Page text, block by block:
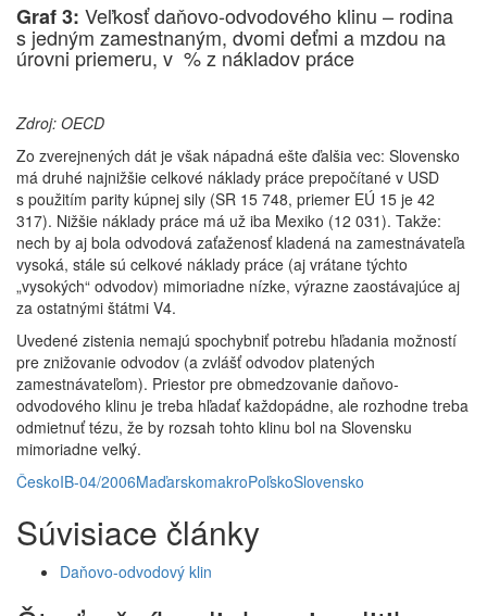
Graf 3: Veľkosť daňovo-odvodového klinu – rodina
s jedným zamestnaným, dvomi deťmi a mzdou na
úrovni priemeru, v % z nákladov práce
Zdroj: OECD
Zo zverejnených dát je však nápadná ešte ďalšia vec: Slovensko
má druhé najnižšie celkové náklady práce prepočítané v USD
s použitím parity kúpnej sily (SR 15 748, priemer EÚ 15 je 42
317). Nižšie náklady práce má už iba Mexiko (12 031). Takže:
nech by aj bola odvodová zaťaženosť kladená na zamestnávateľa
vysoká, stále sú celkové náklady práce (aj vrátane týchto
„vysokých“ odvodov) mimoriadne nízke, výrazne zaostávajúce aj
za ostatnými štátmi V4.
Uvedené zistenia nemajú spochybniť potrebu hľadania možností
pre znižovanie odvodov (a zvlášť odvodov platených
zamestnávateľom). Priestor pre obmedzovanie daňovo-
odvodového klinu je treba hľadať každopádne, ale rozhodne treba
odmietnuť tézu, že by rozsah tohto klinu bol na Slovensku
mimoriadne veľký.
ČeskoIB-04/2006MaďarskomakroPoľskoSlovensko
Súvisiace články
Daňovo-odvodový klin